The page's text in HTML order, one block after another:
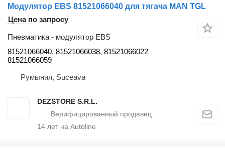
Модулятор EBS 81521066040 для тягача MAN TGL
Цена по запросу
Пневматика - модулятор EBS
81521066040, 81521066038, 81521066022
81521066059
Румыния, Suceava
DEZSTORE S.R.L.
14 лет на Autoline